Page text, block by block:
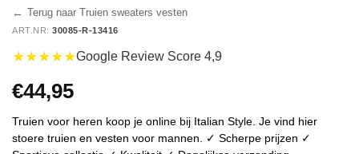
← Terug naar Truien sweaters vesten
ART.NR: 30085-R-13416
★★★★★Google Review Score 4,9
€44,95
Truien voor heren koop je online bij Italian Style. Je vind hier
stoere truien en vesten voor mannen. ✓ Scherpe prijzen ✓